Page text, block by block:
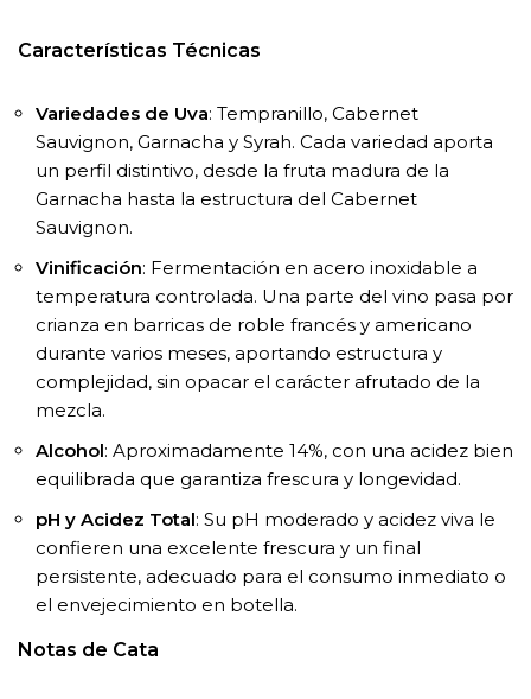
Características Técnicas
Variedades de Uva: Tempranillo, Cabernet
Sauvignon, Garnacha y Syrah. Cada variedad aporta
un perfil distintivo, desde la fruta madura de la
Garnacha hasta la estructura del Cabernet
Sauvignon.
Vinificación: Fermentación en acero inoxidable a
temperatura controlada. Una parte del vino pasa por
crianza en barricas de roble francés y americano
durante varios meses, aportando estructura y
complejidad, sin opacar el carácter afrutado de la
mezcla.
Alcohol: Aproximadamente 14%, con una acidez bien
equilibrada que garantiza frescura y longevidad.
pH y Acidez Total: Su pH moderado y acidez viva le
confieren una excelente frescura y un final
persistente, adecuado para el consumo inmediato o
el envejecimiento en botella.
Notas de Cata